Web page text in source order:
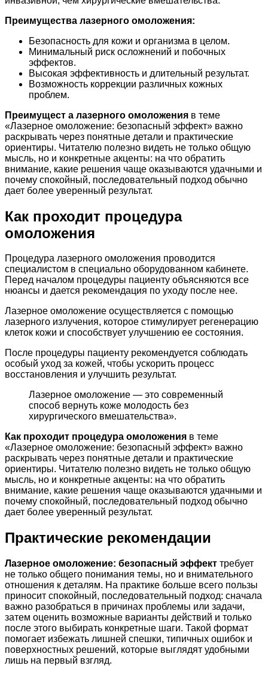
Преимущества лазерного омоложения:
Безопасность для кожи и организма в целом.
Минимальный риск осложнений и побочных
эффектов.
Высокая эффективность и длительный результат.
Возможность коррекции различных кожных
проблем.
Преимущест а лазерного омоложения в теме
«Лазерное омоложение: безопасный эффект» важно
раскрывать через понятные детали и практические
ориентиры. Читателю полезно видеть не только общую
мысль, но и конкретные акценты: на что обратить
внимание, какие решения чаще оказываются удачными и
почему спокойный, последовательный подход обычно
дает более уверенный результат.
Как проходит процедура
омоложения
Процедура лазерного омоложения проводится
специалистом в специально оборудованном кабинете.
Перед началом процедуры пациенту объясняются все
нюансы и дается рекомендация по уходу после нее.
Лазерное омоложение осуществляется с помощью
лазерного излучения, которое стимулирует регенерацию
клеток кожи и способствует улучшению ее состояния.
После процедуры пациенту рекомендуется соблюдать
особый уход за кожей, чтобы ускорить процесс
восстановления и улучшить результат.
Лазерное омоложение — это современный
способ вернуть коже молодость без
хирургического вмешательства».
Как проходит процедура омоложения в теме
«Лазерное омоложение: безопасный эффект» важно
раскрывать через понятные детали и практические
ориентиры. Читателю полезно видеть не только общую
мысль, но и конкретные акценты: на что обратить
внимание, какие решения чаще оказываются удачными и
почему спокойный, последовательный подход обычно
дает более уверенный результат.
Практические рекомендации
Лазерное омоложение: безопасный эффект требует
не только общего понимания темы, но и внимательного
отношения к деталям. На практике больше всего пользы
приносит спокойный, последовательный подход: сначала
важно разобраться в причинах проблемы или задачи,
затем оценить возможные варианты действий и только
после этого выбирать конкретные шаги. Такой формат
помогает избежать лишней спешки, типичных ошибок и
поверхностных решений, которые выглядят удобными
лишь на первый взгляд.